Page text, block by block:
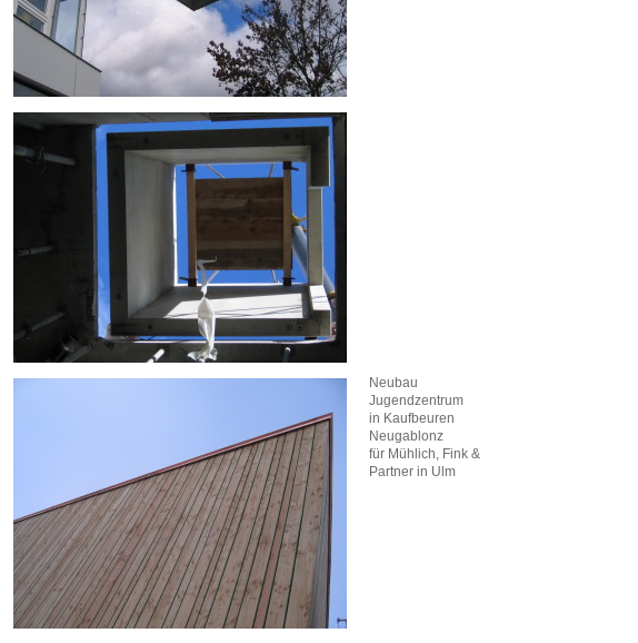
Neubau
Jugendzentrum
in Kaufbeuren
Neugablonz
für Mühlich, Fink &
Partner in Ulm